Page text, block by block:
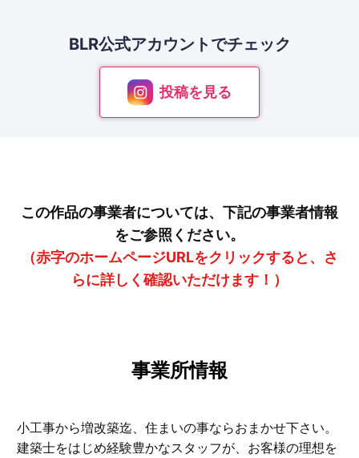
BLR公式アカウントでチェック
投稿を見る
この作品の事業者については、下記の事業者情報
をご参照ください。
（赤字のホームページURLをクリックすると、さ
らに詳しく確認いただけます！）
事業所情報
小工事から増改築迄、住まいの事ならおまかせ下さい。
建築士をはじめ経験豊かなスタッフが、お客様の理想を